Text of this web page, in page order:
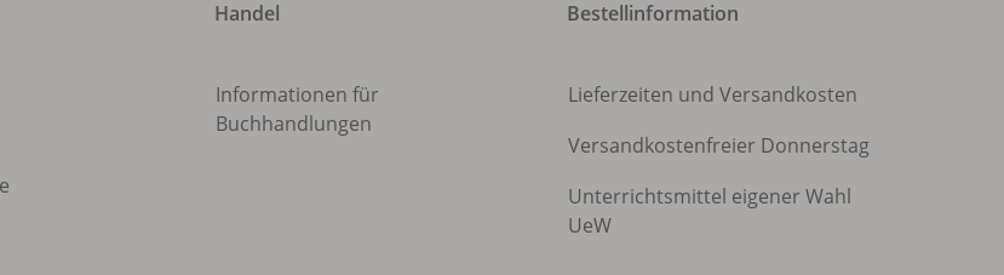
Handel
Informationen für
Buchhandlungen
Bestellinformation
Lieferzeiten und Versandkosten
Versandkostenfreier Donnerstag
Unterrichtsmittel eigener Wahl
UeW